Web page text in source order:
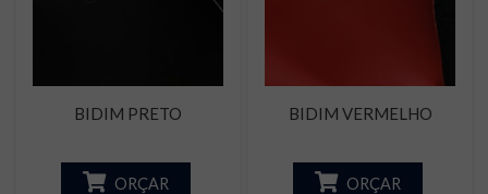
BIDIM PRETO
ORÇAR
BIDIM VERMELHO
ORÇAR